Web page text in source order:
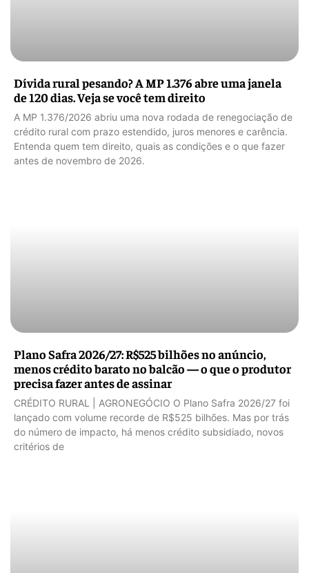
Dívida rural pesando? A MP 1.376 abre uma janela
de 120 dias. Veja se você tem direito
A MP 1.376/2026 abriu uma nova rodada de renegociação de
crédito rural com prazo estendido, juros menores e carência.
Entenda quem tem direito, quais as condições e o que fazer
antes de novembro de 2026.
Plano Safra 2026/27: R$525 bilhões no anúncio,
menos crédito barato no balcão — o que o produtor
precisa fazer antes de assinar
CRÉDITO RURAL | AGRONEGÓCIO O Plano Safra 2026/27 foi
lançado com volume recorde de R$525 bilhões. Mas por trás
do número de impacto, há menos crédito subsidiado, novos
critérios de